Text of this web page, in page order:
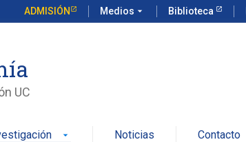
ADMISIÓN Medios arrow_drop_down Biblioteca
UC
arrow_drop_down Noticias Contacto